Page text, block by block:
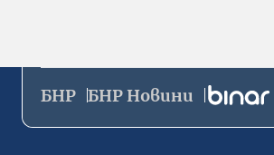
БНР БНР Новини